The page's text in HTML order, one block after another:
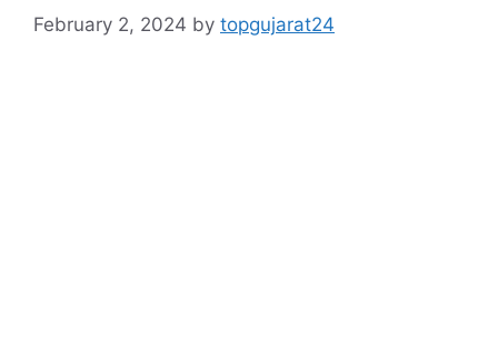
February 2, 2024 by topgujarat24